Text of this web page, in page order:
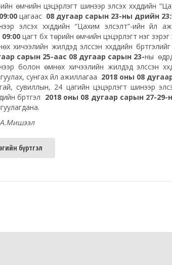
өмчийн цэцэрлэгт шинээр элсэх хүүхдүүдийн
09:00 цагаас 08 дугаар сарын 23-ны өдрийн
элсэх хүүхдүүдийн “Цахим элсэлт”-ийн үйл
09:00 цагт бүх төрийн өмчийн цэцэрлэгт нэг зэрэг
хичээлийн жилүүдэд элссэн хүүхдүүдийн
сарын 25-аас 08 дугаар сарын 23-ны
болон өмнөх хичээлийн жилүүдэд элссэн
сунгах үйл ажиллагаа 2018 оны 08
сувиллын, 24 цагийн цэцэрлэгт шинээр
бүртгэл 2018 оны 08 дугаар сарын 27-
А.Мишээл
бүртгэл